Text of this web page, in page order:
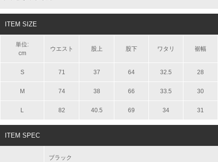
ITEM SIZE
単位:
cm
ウエスト 股上 股下 ワタリ 裾幅
S 71 37 64 32.5 28
M 74 38 66 33.5 30
L 82 40.5 69 34 31
ITEM SPEC
ブラック